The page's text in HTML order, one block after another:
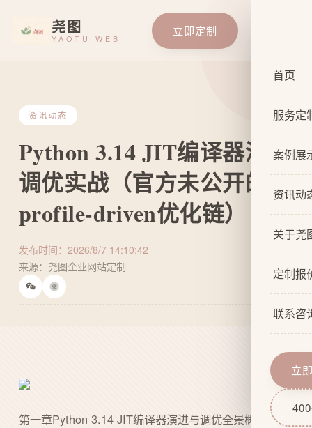
尧图
YAOTU WEB
立即定制
首页
服务定
服务
基础
自适
网站
网站
案例展
资讯动
关于尧
关于
设计
技术
定制报
联系咨
立
资讯动态
Python 3.14 JIT编译器深度
调优实战（官方未公开的
profile-driven优化链）
发布时间：2026/8/7 14:10:42
来源：尧图企业网站定制
微
第一章Python 3.14 JIT编译器演进与调优全景概览